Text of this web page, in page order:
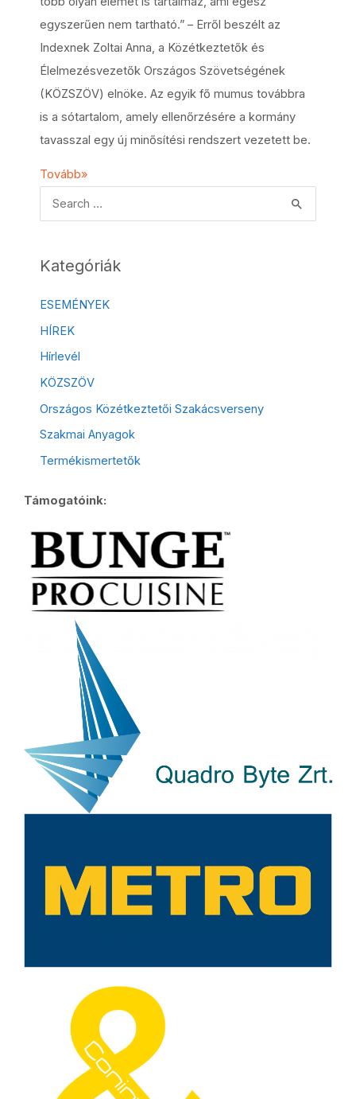
egyszerűen nem tartható.” – Erről beszélt az
Indexnek Zoltai Anna, a Közétkeztetők és
Élelmezésvezetők Országos Szövetségének
(KÖZSZÖV) elnöke. Az egyik fő mumus továbbra
is a sótartalom, amely ellenőrzésére a kormány
tavasszal egy új minősítési rendszert vezetett be.
Tovább»
Kategóriák
ESEMÉNYEK
HÍREK
Hírlevél
KÖZSZÖV
Országos Közétkeztetői Szakácsverseny
Szakmai Anyagok
Termékismertetők
Támogatóink: